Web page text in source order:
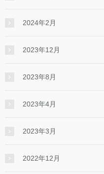
2024年2月
2023年12月
2023年8月
2023年4月
2023年3月
2022年12月